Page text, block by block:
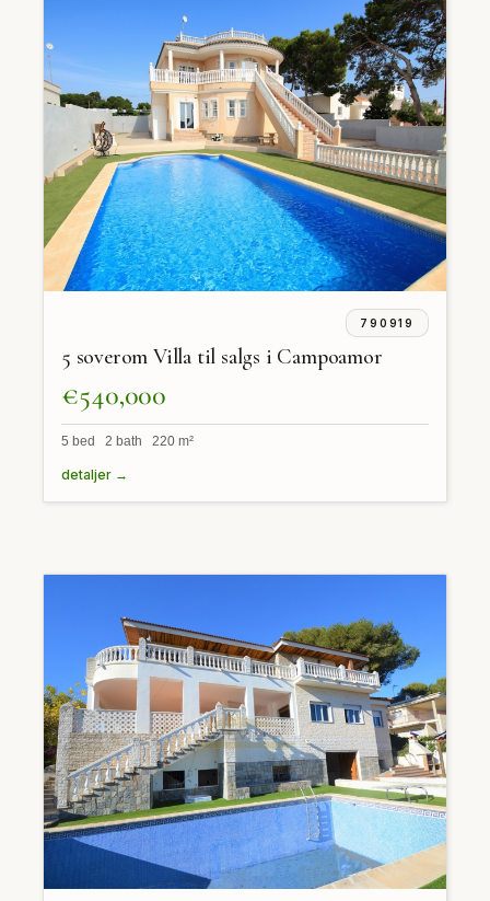
790919
5 soverom Villa til salgs i Campoamor
€540,000
5 bed 2 bath 220 m²
detaljer →